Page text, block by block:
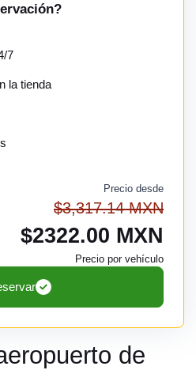
7
la tienda
Precio desde
$3,317.14 MXN
$2322.00 MXN
Precio por vehículo
de